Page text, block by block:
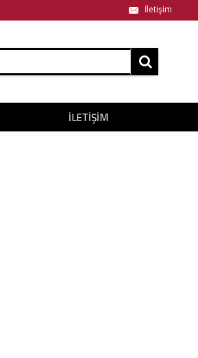
İletişim
İLETIŞIM